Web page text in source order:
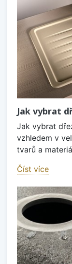
Jak vybrat
Jak vybrat
vzhledem v
tvarů a
Číst více